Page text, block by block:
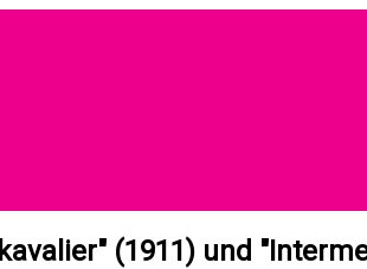
(1911) und